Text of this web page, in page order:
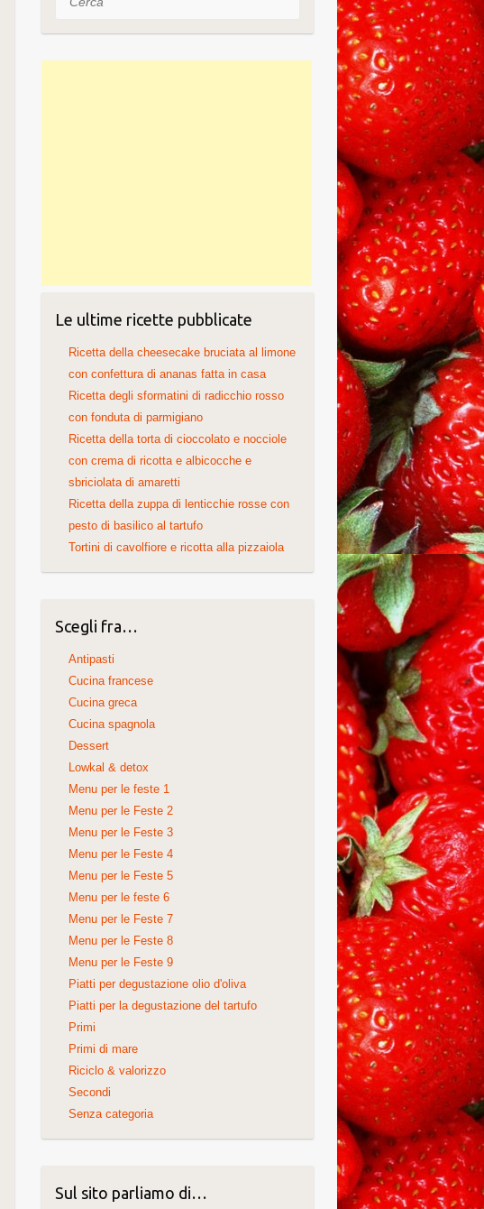
Le ultime ricette pubblicate
Ricetta della cheesecake bruciata al limone
con confettura di ananas fatta in casa
Ricetta degli sformatini di radicchio rosso
con fonduta di parmigiano
Ricetta della torta di cioccolato e nocciole
con crema di ricotta e albicocche e
sbriciolata di amaretti
Ricetta della zuppa di lenticchie rosse con
pesto di basilico al tartufo
Tortini di cavolfiore e ricotta alla pizzaiola
Scegli fra…
Antipasti
Cucina francese
Cucina greca
Cucina spagnola
Dessert
Lowkal & detox
Menu per le feste 1
Menu per le Feste 2
Menu per le Feste 3
Menu per le Feste 4
Menu per le Feste 5
Menu per le feste 6
Menu per le Feste 7
Menu per le Feste 8
Menu per le Feste 9
Piatti per degustazione olio d'oliva
Piatti per la degustazione del tartufo
Primi
Primi di mare
Riciclo & valorizzo
Secondi
Senza categoria
Sul sito parliamo di…